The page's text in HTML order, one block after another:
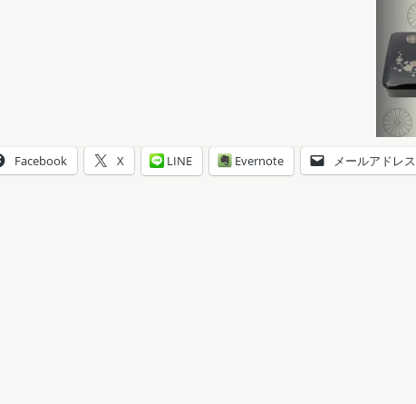
Facebook X LINE Evernote メールアドレス